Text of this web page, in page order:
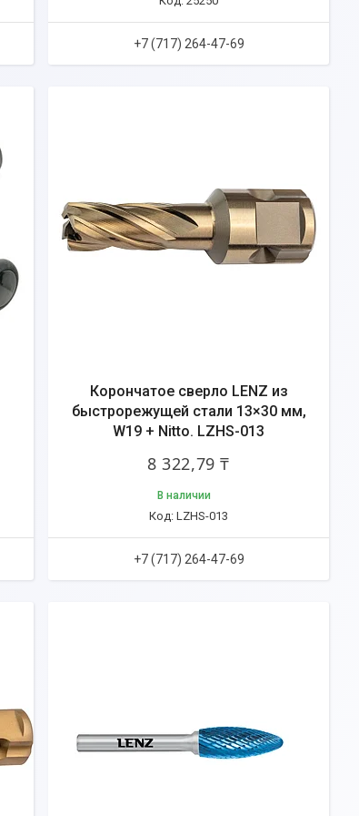
+7 (717) 264-47-69
Корончатое сверло LENZ из
быстрорежущей стали 13×30 мм,
W19 + Nitto. LZHS-013
8 322,79 ₸
В наличии
LZHS-013
+7 (717) 264-47-69